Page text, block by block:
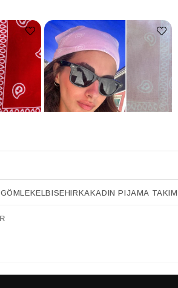
ELBISEHIRKAKADIN PIJAMA TAKIM